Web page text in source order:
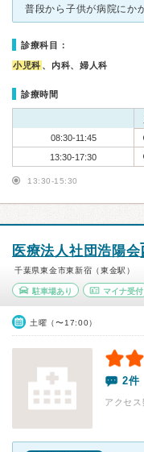
診療科目：
小児科 、内科、婦人科
診療時間
08:30-11:45
13:30-17:30
13:30-15:30
医療法人社団浩陽会
千葉県東金市東新宿（東金駅）
駐車場あり マイナ受付
土曜（〜17:00）
2件
アクセ